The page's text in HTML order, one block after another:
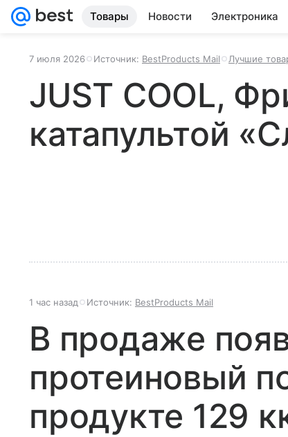
Товары Новости Электроника
7 июля 2026 Источник: BestProducts Mail Лучшие
JUST COOL,
катапультой
1 час назад Источник: BestProducts Mail
В продаже
протеиновый
продукте 129